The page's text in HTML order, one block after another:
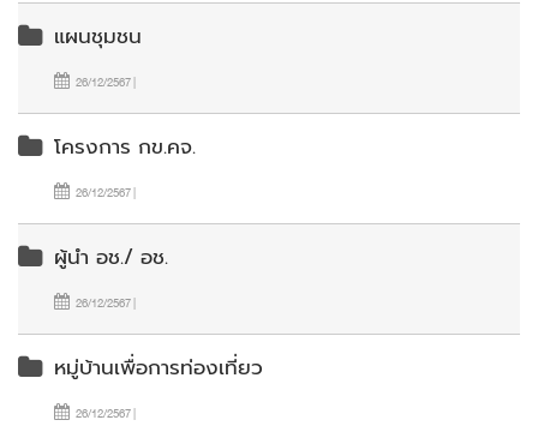
แผนชุมชน
26/12/2567 |
โครงการ กข.คจ.
26/12/2567 |
ผู้นำ อช./ อช.
26/12/2567 |
หมู่บ้านเพื่อการท่องเที่ยว
26/12/2567 |